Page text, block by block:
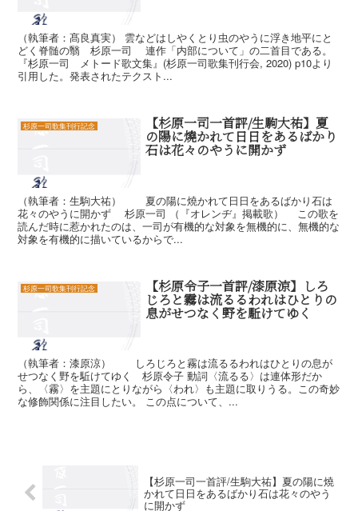
（執筆者：髙良真実） 雲などはしやくとり虫のやうに浮き地平にと
どく脊髄の翳 杉原一司 連作「内部について」の二首目である。
『杉原一司 メトード歌文集』(杉原一司歌集刊行会, 2020) p10より
引用した。発表されたテクスト...
杉原一司歌集刊行記念 【杉原一司一首評/生駒大祐】夏
の陽に燒かれて日日をあるばかり
石は花々のやうに開かず
（執筆者：生駒大祐） 夏の陽に燒かれて日日をあるばかり石は
花々のやうに開かず 杉原一司 （『オレンヂ』掲載歌） この歌を
読んだ時に惹かれたのは、一司が有機的な対象を無機的に、無機的な
対象を有機的に描いているからで...
杉原一司歌集刊行記念 【杉原令子一首評/漆原涼】しろ
じろと霧は流るるわれはひとりの
息がせつなく野を駈けてゆく
（執筆者：漆原涼） しろじろと霧は流るるわれはひとりの息が
せつなく野を駈けてゆく 杉原令子 動詞〈流るる〉は連体形だか
ら、〈霧〉を主題にとりながら〈われ〉も主題に取りうる。この奇妙
な修飾関係に注目したい。 この点について、...
【杉原一司一首評/生駒大祐】夏の陽に燒
かれて日日をあるばかり石は花々のやう
に開かず